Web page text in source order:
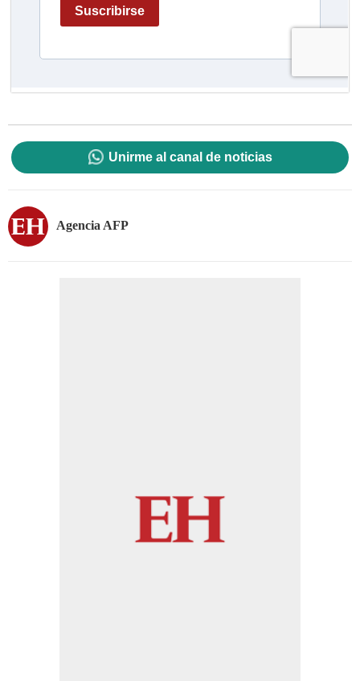
Unirme al canal de noticias
Agencia AFP